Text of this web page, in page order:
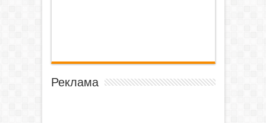
Реклама